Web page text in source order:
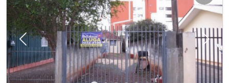
Previous Next